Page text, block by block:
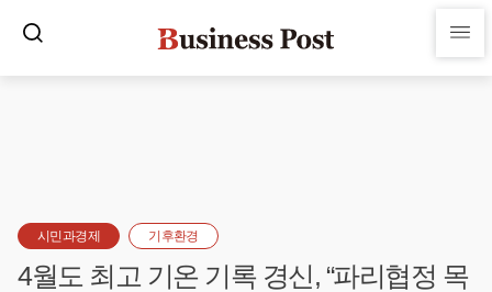
시민과경제 기후환경
4월도 최고 기온 기록 경신, “파리협정 목